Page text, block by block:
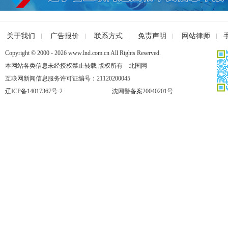
关于我们 广告报价 联系方式 免责声明 网站律师
Copyright © 2000 - 2026 www.lnd.com.cn All Rights Reserved.
本网站各类信息未经授权禁止转载 版权所有 北国网
互联网新闻信息服务许可证编号：21120200045
辽ICP备14017367号-2
沈网警备案20040201号